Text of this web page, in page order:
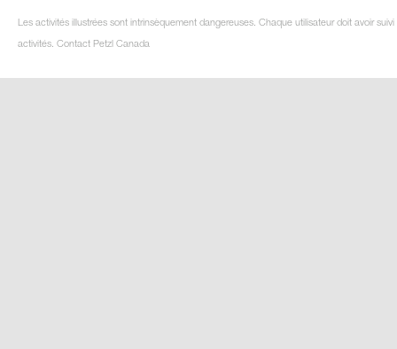
Les activités illustrées sont intrinsèquement dangereuses. Chaque utilisateur doit avoir
activités. Contact Petzl Canada